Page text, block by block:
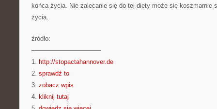
końca życia. Nie zalecanie się do tej diety może się koszmarnie
życia.
źródło:
———————————
1. http://stopactahannover.de
2. sprawdź to
3. zobacz wpis
4. kliknij tutaj